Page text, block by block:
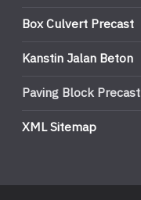
Box Culvert Precast
Kanstin Jalan Beton
Paving Block Precast
XML Sitemap